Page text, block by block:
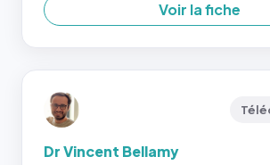
Voir la fiche
Dr Vincent Bellamy